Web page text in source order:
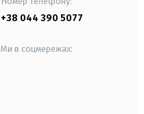
+38 044 390 5077
Ми в соцмережах: